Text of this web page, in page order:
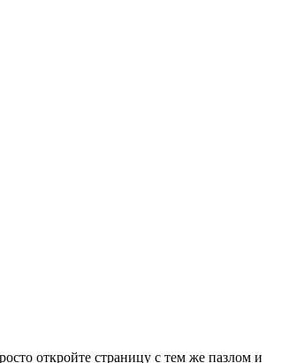
откройте страницу с тем же пазлом и